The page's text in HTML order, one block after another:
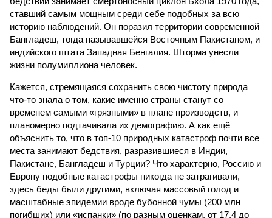
ставший самым мощным среди себе подобных за всю
историю наблюдений. Он поразил территории современной
Бангладеш, тогда называвшейся Восточным Пакистаном, и
индийского штата Западная Бенгалия. Шторма унесли
жизни полумиллиона человек.
Кажется, стремящаяся сохранить свою чистоту природа
что-то знала о том, какие именно страны станут со
временем самыми «грязными» в плане производств, и
планомерно подтачивала их демографию. А как ещё
объяснить то, что в топ-10 природных катастроф почти все
места занимают бедствия, разразившиеся в Индии,
Пакистане, Бангладеш и Турции? Что характерно, Россию и
Европу подобные катастрофы никогда не затрагивали,
здесь беды были другими, включая массовый голод и
масштабные эпидемии вроде бубонной чумы (200 млн
погибших) или «испанки» (по разным оценкам, от 17,4 до